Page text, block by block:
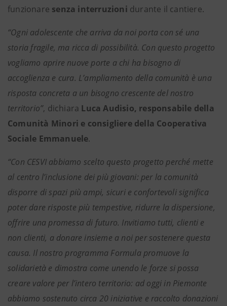
funzionare senza interruzioni durante il cantiere.
“Ogni adolescente che arriva da noi porta con sé una
storia fragile, ma ricca di possibilità. Con questo progetto
vogliamo aprire nuove porte a chi ha bisogno di
accoglienza e cura. L’ampliamento della comunità è una
risposta concreta a un bisogno crescente del nostro
territorio”, dichiara Luca Audisio, responsabile della
Comunità Minori e consigliere della Cooperativa
Sociale Emmanuele.
“Con CESVI abbiamo scelto questo progetto perché mette
al centro l’inclusione dei più giovani: per la comunità
disporre di spazi più ampi, sicuri e confortevoli significa
poter dare risposte più tempestive, ridurre la dispersione,
offrire una promessa di futuro. Invitiamo tutti, clienti e
non clienti, a donare insieme a noi per sostenere questa
causa. Il nostro programma Formula promuove la
solidarietà e dimostra come unendo le forze si possa
creare valore per l’intero territorio: ad oggi in Piemonte
abbiamo sostenuto circa 20 iniziative e raccolto donazioni